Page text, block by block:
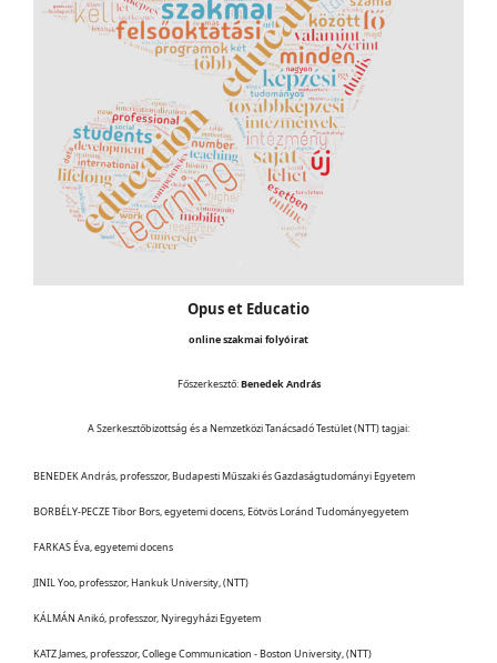
Opus et Educatio
online szakmai folyóirat
Főszerkesztő:Benedek András
A Szerkesztőbizottság és a Nemzetközi Tanácsadó Testület (NTT) tagjai:
BENEDEK András, professzor, Budapesti Műszaki és Gazdaságtudományi Egyetem
BORBÉLY-PECZE Tibor Bors, egyetemi docens, Eötvös Loránd Tudományegyetem
FARKAS Éva, egyetemi docens
JINIL Yoo, professzor, Hankuk University, (NTT)
KÁLMÁN Anikó, professzor, Nyiregyházi Egyetem
KATZ James, professzor, College Communication - Boston University, (NTT)